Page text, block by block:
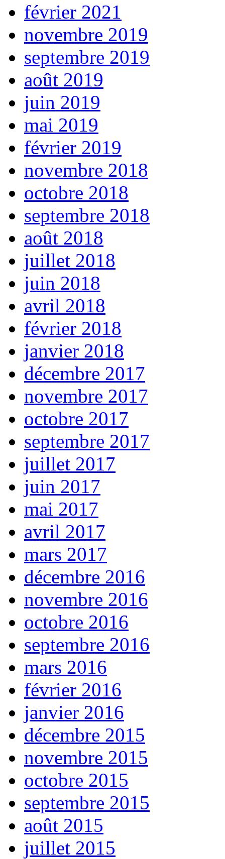
février 2021
novembre 2019
septembre 2019
août 2019
juin 2019
mai 2019
février 2019
novembre 2018
octobre 2018
septembre 2018
août 2018
juillet 2018
juin 2018
avril 2018
février 2018
janvier 2018
décembre 2017
novembre 2017
octobre 2017
septembre 2017
juillet 2017
juin 2017
mai 2017
avril 2017
mars 2017
décembre 2016
novembre 2016
octobre 2016
septembre 2016
mars 2016
février 2016
janvier 2016
décembre 2015
novembre 2015
octobre 2015
septembre 2015
août 2015
juillet 2015